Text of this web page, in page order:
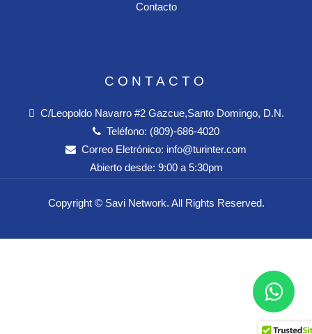
Contacto
CONTACTO
C/Leopoldo Navarro #2 Gazcue,Santo Domingo, D.N.
Teléfono: (809)-686-4020
Correo Eletrónico: info@turinter.com
Abierto desde: 9:00 a 5:30pm
Copyright © Savi Network. All Rights Reserved.